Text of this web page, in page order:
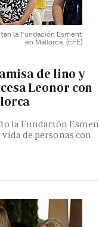
la Fundación Esment
en Mallorca. (EFE)
de lino y
Leonor con
la Fundación
de personas con